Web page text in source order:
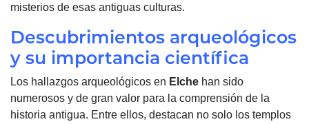
misterios de esas antiguas culturas.
Descubrimientos arqueológicos
y su importancia científica
Los hallazgos arqueológicos en Elche han sido
numerosos y de gran valor para la comprensión de la
historia antigua. Entre ellos, destacan no solo los templos